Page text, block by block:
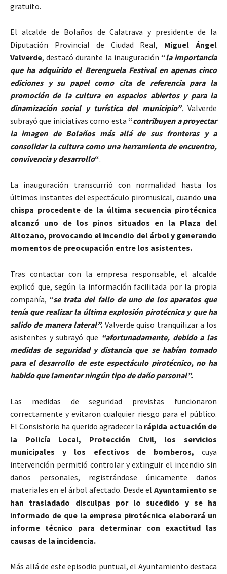
gratuito.
El alcalde de Bolaños de Calatrava y presidente de la
Diputación Provincial de Ciudad Real, Miguel Ángel
Valverde, destacó durante la inauguración “la importancia
que ha adquirido el Berenguela Festival en apenas cinco
ediciones y su papel como cita de referencia para la
promoción de la cultura en espacios abiertos y para la
dinamización social y turística del municipio”. Valverde
subrayó que iniciativas como esta “contribuyen a proyectar
la imagen de Bolaños más allá de sus fronteras y a
consolidar la cultura como una herramienta de encuentro,
convivencia y desarrollo“.
La inauguración transcurrió con normalidad hasta los
últimos instantes del espectáculo piromusical, cuando una
chispa procedente de la última secuencia pirotécnica
alcanzó uno de los pinos situados en la Plaza del
Altozano, provocando el incendio del árbol y generando
momentos de preocupación entre los asistentes.
Tras contactar con la empresa responsable, el alcalde
explicó que, según la información facilitada por la propia
compañía, “se trata del fallo de uno de los aparatos que
tenía que realizar la última explosión pirotécnica y que ha
salido de manera lateral”. Valverde quiso tranquilizar a los
asistentes y subrayó que “afortunadamente, debido a las
medidas de seguridad y distancia que se habían tomado
para el desarrollo de este espectáculo pirotécnico, no ha
habido que lamentar ningún tipo de daño personal”.
Las medidas de seguridad previstas funcionaron
correctamente y evitaron cualquier riesgo para el público.
El Consistorio ha querido agradecer la rápida actuación de
la Policía Local, Protección Civil, los servicios
municipales y los efectivos de bomberos, cuya
intervención permitió controlar y extinguir el incendio sin
daños personales, registrándose únicamente daños
materiales en el árbol afectado. Desde el Ayuntamiento se
han trasladado disculpas por lo sucedido y se ha
informado de que la empresa pirotécnica elaborará un
informe técnico para determinar con exactitud las
causas de la incidencia.
Más allá de este episodio puntual, el Ayuntamiento destaca